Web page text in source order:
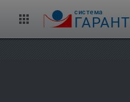
cистема
ГАРАНТ